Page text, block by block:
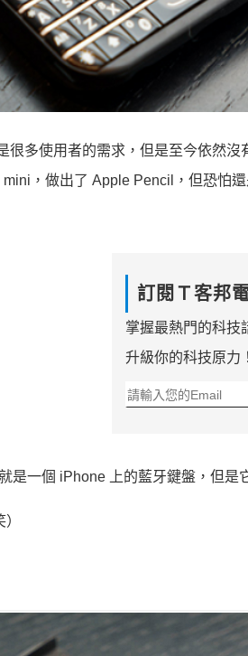
很多使用者的需求，但是至今依然
，做出了 Apple Pencil，但恐怕
訂閱Ｔ客邦
掌握最熱門的科技
升級你的科技原力！
是一個 iPhone 上的藍牙鍵盤，但是